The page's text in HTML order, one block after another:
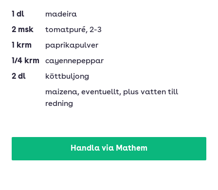
1 dl
madeira
2 msk tomatpuré, 2-3
1
krm
paprikapulver
1/4 krm
cayennepeppar
2 dl
köttbuljong
maizena, eventuellt, plus vatten till
redning
Handla via Mathem